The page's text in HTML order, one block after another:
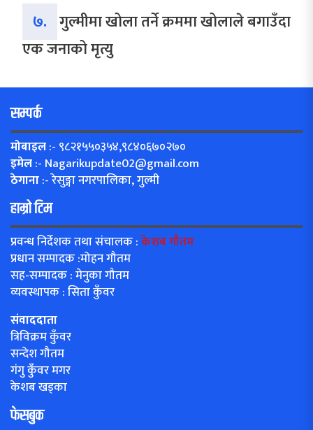
७. गुल्मीमा खोला तर्ने क्रममा खोलाले बगाउँदा
एक जनाको मृत्यु
सम्पर्क
मोबाइल:- ९८२१५५०३५४,९८४०६७०२७०
इमेल:- Nagarikupdate02@gmail.com
ठेगाना:- रेसुङ्गा नगरपालिका, गुल्मी
हाम्रो टिम
प्रवन्ध निर्देशक तथा संचालक :केशब गौतम
प्रधान सम्पादक :मोहन गौतम
सह-सम्पादक : मेनुका गौतम
व्यवस्थापक : सिता कुँवर
संवाददाता
त्रिविक्रम कुँवर
सन्देश गौतम
गंगु कुँवर मगर
केशब खड्का
फेसबुक